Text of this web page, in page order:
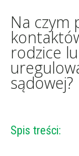
Na czym
rodzice
sądowej?
Spis treści: